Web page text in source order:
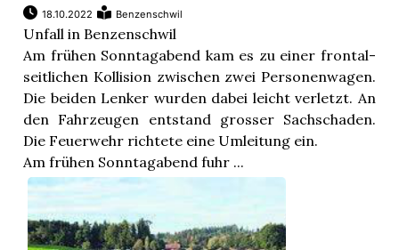
18.10.2022 Benzenschwil
Unfall in Benzenschwil
Am frühen Sonntagabend kam es zu einer frontal-
seitlichen Kollision zwischen zwei Personenwagen.
Die beiden Lenker wurden dabei leicht verletzt. An
den Fahrzeugen entstand grosser Sachschaden.
Die Feuerwehr richtete eine Umleitung ein.
Am frühen Sonntagabend fuhr ...